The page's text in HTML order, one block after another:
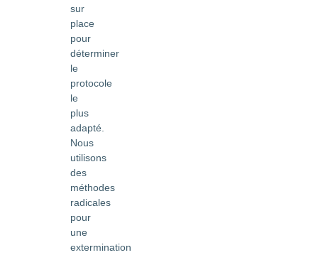
sur
place
pour
déterminer
le
protocole
le
plus
adapté.
Nous
utilisons
des
méthodes
radicales
pour
une
extermination